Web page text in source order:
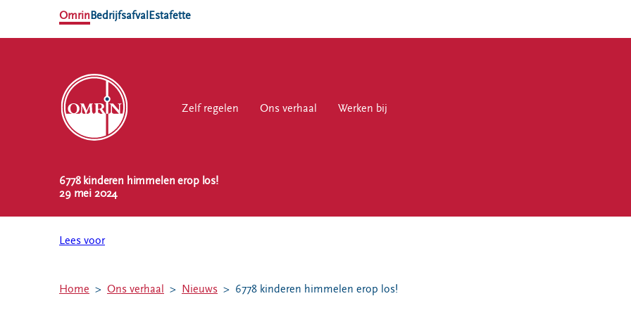
OmrinBedrijfsafval Estafette
Zelf regelen Ons verhaal Werken bij
Zelf regelen Ons verhaal Werken bij
EN
Zelf regelen
Afvalkalender
Afval scheiden
Omrin
Contact
Klantenservice
SYP
6778 kinderen himmelen erop los!
29 mei 2024
Lees voor
Home Ons verhaal Nieuws 6778 kinderen himmelen erop los!